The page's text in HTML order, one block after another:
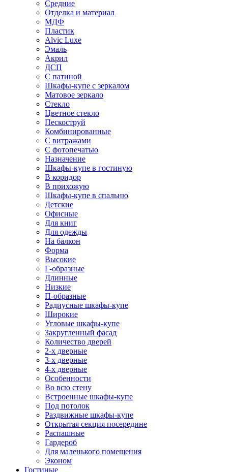
Средние
Отделка и материал
МДФ
Пластик
Alvic Luxe
Эмаль
Акрил
ДСП
С патиной
Шкафы-купе с зеркалом
Матовое зеркало
Стекло
Цветное стекло
Пескоструй
Комбинированные
С витражами
С фотопечатью
Назначение
Шкафы-купе в гостиную
В коридор
В прихожую
Шкафы-купе в спальню
Детские
Офисные
Для книг
Для одежды
На балкон
Форма
Высокие
Г-образные
Длинные
Низкие
П-образные
Радиусные шкафы-купе
Широкие
Угловые шкафы-купе
Закругленный фасад
Количество дверей
2-х дверные
3-х дверные
4-х дверные
Особенности
Во всю стену
Встроенные шкафы-купе
Под потолок
Раздвижные шкафы-купе
Открытая секция посередине
Распашные
Гардероб
Для маленького помещения
Эконом
Гостиные